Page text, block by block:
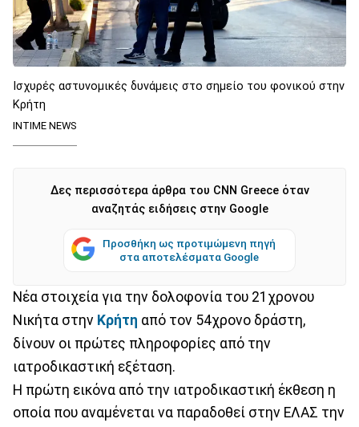
Ισχυρές αστυνομικές δυνάμεις στο σημείο του φονικού στην
Κρήτη
INTIME NEWS
Δες περισσότερα άρθρα του CNN Greece όταν
αναζητάς ειδήσεις στην Google
Προσθήκη ως προτιμώμενη πηγή
στα αποτελέσματα Google
Νέα στοιχεία για την δολοφονία του 21χρονου
Νικήτα στην Κρήτη από τον 54χρονο δράστη,
δίνουν οι πρώτες πληροφορίες από την
ιατροδικαστική εξέταση.
Η πρώτη εικόνα από την ιατροδικαστική έκθεση η
οποία που αναμένεται να παραδοθεί στην ΕΛΑΣ την